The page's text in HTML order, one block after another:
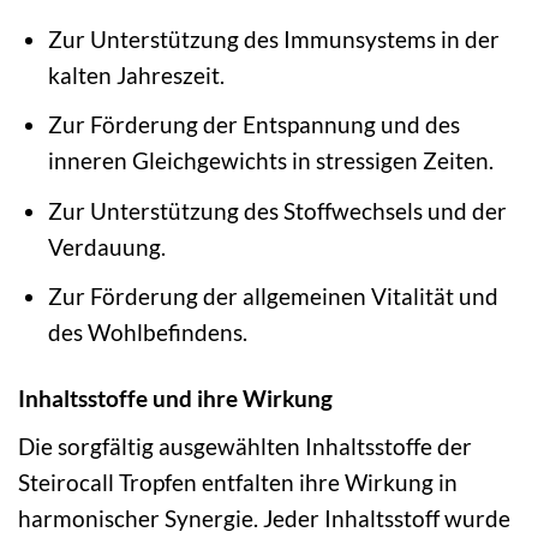
Zur Unterstützung des Immunsystems in der
kalten Jahreszeit.
Zur Förderung der Entspannung und des
inneren Gleichgewichts in stressigen Zeiten.
Zur Unterstützung des Stoffwechsels und der
Verdauung.
Zur Förderung der allgemeinen Vitalität und
des Wohlbefindens.
Inhaltsstoffe und ihre Wirkung
Die sorgfältig ausgewählten Inhaltsstoffe der
Steirocall Tropfen entfalten ihre Wirkung in
harmonischer Synergie. Jeder Inhaltsstoff wurde